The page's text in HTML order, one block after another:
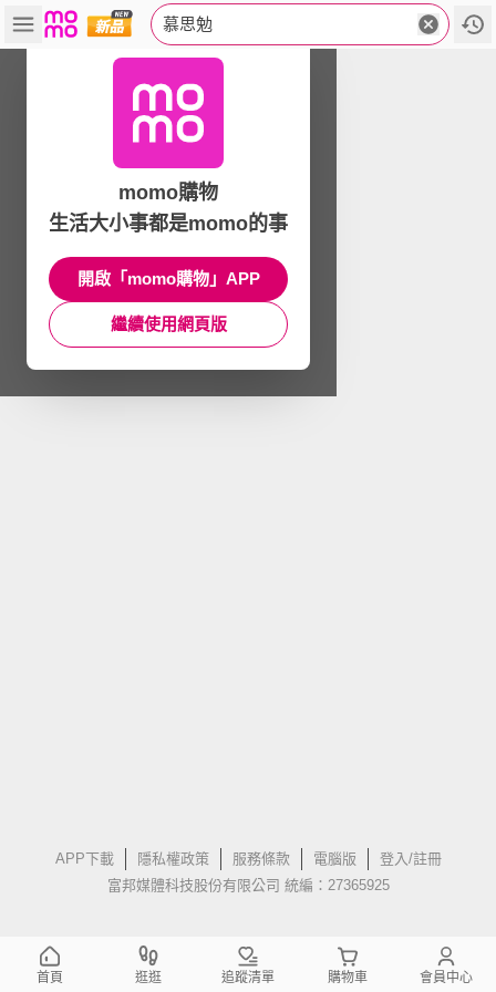
慕思勉
APP下載 隱私權政策 服務條款 電腦版
登入/註冊
富邦媒體科技股份有限公司 統編：27365925
momo購物
生活大小事都是momo的事
開啟「momo購物」APP
繼續使用網頁版
首頁 逛逛 追蹤清單 購物車 會員中心